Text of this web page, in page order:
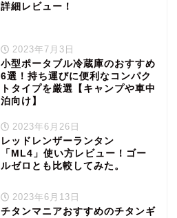
詳細レビュー！
2023年7月3日
小型ポータブル冷蔵庫のおすすめ
6選！持ち運びに便利なコンパク
トタイプを厳選【キャンプや車中
泊向け】
2023年6月26日
レッドレンザーランタン
「ML4」使い方レビュー！ゴー
ルゼロとも比較してみた。
2023年6月13日
チタンマニアおすすめのチタンギ